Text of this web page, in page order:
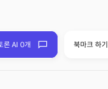
론 AI 0개 북마크 하기